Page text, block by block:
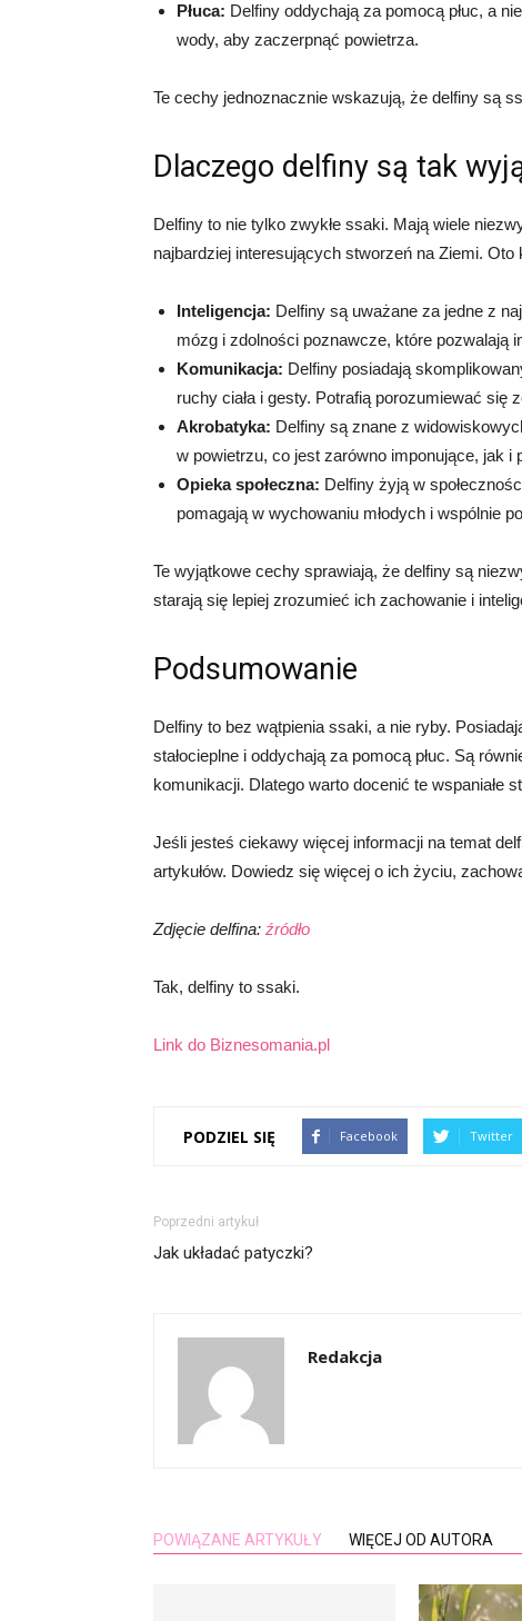
Płuca: Delfiny oddychają za pomocą płuc, a
wody, aby zaczerpnąć powietrza.
Te cechy jednoznacznie wskazują, że delfiny są
Dlaczego delfiny są tak
Delfiny to nie tylko zwykłe ssaki. Mają wiele
najbardziej interesujących stworzeń na Ziemi.
Inteligencja: Delfiny są uważane za jedne z
mózg i zdolności poznawcze, które pozwalają
Komunikacja: Delfiny posiadają
ruchy ciała i gesty. Potrafią porozumiewać się
Akrobatyka: Delfiny są znane z
w powietrzu, co jest zarówno imponujące, jak i
Opieka społeczna: Delfiny żyją w
pomagają w wychowaniu młodych i wspólnie
Te wyjątkowe cechy sprawiają, że delfiny są
starają się lepiej zrozumieć ich zachowanie i
Podsumowanie
Delfiny to bez wątpienia ssaki, a nie ryby.
stałocieplne i oddychają za pomocą płuc. Są
komunikacji. Dlatego warto docenić te wspaniałe
Jeśli jesteś ciekawy więcej informacji na temat
artykułów. Dowiedz się więcej o ich życiu,
Zdjęcie delfina: źródło
Tak, delfiny to ssaki.
Link do Biznesomania.pl
PODZIEL SIĘ Facebook Twitter
Poprzedni artykuł
Jak układać patyczki?
Redakcja
POWIĄZANE ARTYKUŁY WIĘCEJ OD AUTORA